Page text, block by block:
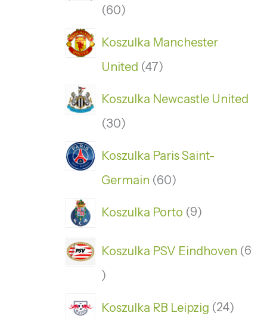
60
Koszulka Manchester
United
47
Koszulka Newcastle United
30
Koszulka Paris Saint-
Germain 60
Koszulka Porto 9
Koszulka PSV Eindhoven 6
Koszulka RB Leipzig 24